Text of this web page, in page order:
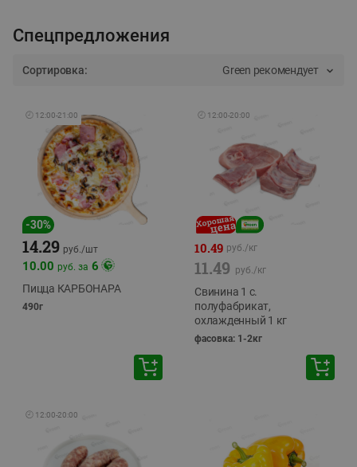
Спецпредложения
Сортировка: Green рекомендует
🕘 12:00-21:00
-30%
14.29 руб./шт
10.00 руб. за 6
Пицца КАРБОНАРА
490г
🕘 12:00-20:00
10.49 руб./кг
11.49 руб./кг
Свинина 1 с.
полуфабрикат,
охлажденный 1 кг
фасовка: 1-2кг
🕘 12:00-20:00